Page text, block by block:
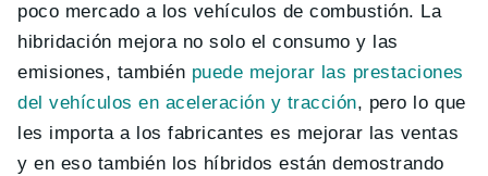
poco mercado a los vehículos de combustión. La
hibridación mejora no solo el consumo y las
emisiones, también puede mejorar las prestaciones
del vehículos en aceleración y tracción, pero lo que
les importa a los fabricantes es mejorar las ventas
y en eso también los híbridos están demostrando